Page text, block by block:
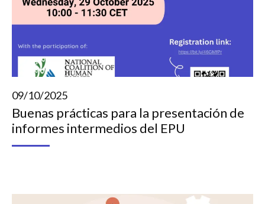
09/10/2025
Buenas prácticas para la presentación de
informes intermedios del EPU